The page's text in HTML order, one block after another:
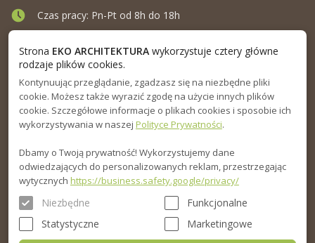
MENU
INFORMACJA
PORADNIK
Czas pracy: Pn-Pt od 8h do 18h
Strona EKO ARCHITEKTURAwykorzystuje cztery główne
rodzaje plików cookies.
Kontynuując przeglądanie, zgadzasz się na niezbędne pliki
cookie. Możesz także wyrazić zgodę na użycie innych plików
cookie. Szczegółowe informacje o plikach cookies i sposobie ich
wykorzystywania w naszej Polityce Prywatności.
Dbamy o Twoją prywatność! Wykorzystujemy dane
odwiedzających do personalizowanych reklam, przestrzegając
wytycznych https://business.safety.google/privacy/
Niezbędne
Funkcjonalne
Statystyczne
Marketingowe